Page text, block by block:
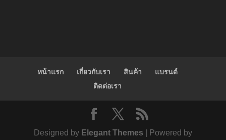
หน้าแรก เกี่ยวกับเรา สินค้า
แบรนด์
ติดต่อเรา
Designed by Elegant Themes | Powered by